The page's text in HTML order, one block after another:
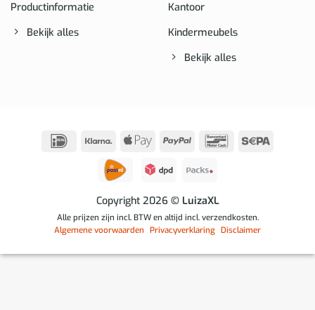
Productinformatie
Bekijk alles
Kantoor
Kindermeubels
Bekijk alles
IDeal Klarna
Apple
PayPal Bancontact
Copyright 2026 © LuizaXL
Alle prijzen zijn incl. BTW en altijd incl. verzendkosten.
Algemene voorwaarden Privacyverklaring Disclaimer